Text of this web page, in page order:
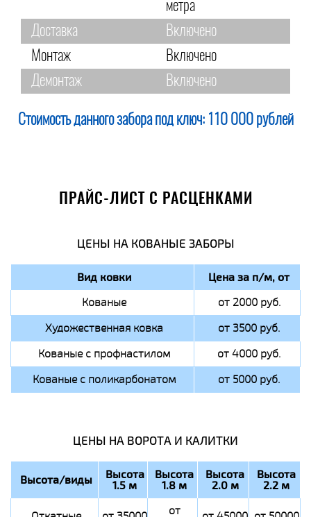
метра
Доставка
Включено
Монтаж
Включено
Демонтаж
Включено
Стоимость данного забора под ключ: 110 000 рублей
ПРАЙС-ЛИСТ С РАСЦЕНКАМИ
ЦЕНЫ НА КОВАНЫЕ ЗАБОРЫ
Вид ковки Цена за п/м, от
Кованые
от 2000 руб.
Художественная ковка
от 3500 руб.
Кованые с профнастилом
от 4000 руб.
Кованые с поликарбонатом
от 5000 руб.
ЦЕНЫ НА ВОРОТА И КАЛИТКИ
Высота/виды Высота
1.5 м
Высота
1.8 м
Высота
2.0 м
Высота
2.2 м
от